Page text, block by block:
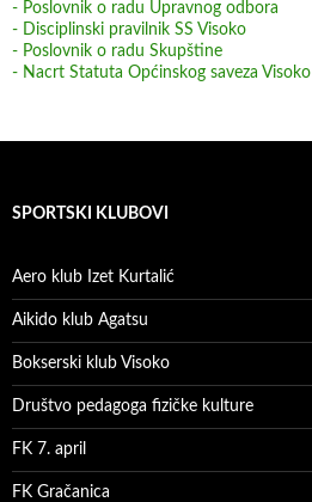
- Poslovnik o radu Upravnog odbora
- Disciplinski pravilnik SS Visoko
- Poslovnik o radu Skupštine
- Nacrt Statuta Općinskog saveza Visoko
SPORTSKI KLUBOVI
Aero klub Izet Kurtalić
Aikido klub Agatsu
Bokserski klub Visoko
Društvo pedagoga fizičke kulture
FK 7. april
FK Gračanica